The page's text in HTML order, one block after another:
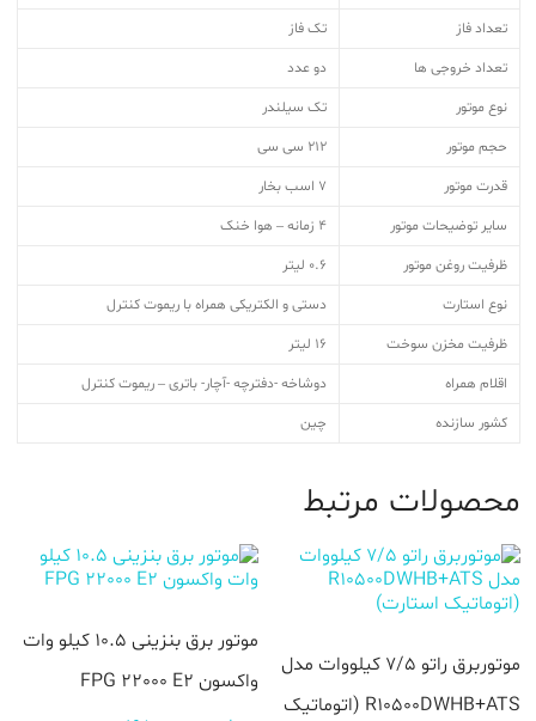
تعداد فاز تک فاز
تعداد خروجی ها دو عدد
نوع موتور تک سیلندر
حجم موتور 212 سی سی
قدرت موتور 7 اسب بخار
سایر توضیحات موتور 4 زمانه – هوا خنک
ظرفیت روغن موتور 0.6 لیتر
نوع استارت دستی و الکتریکی همراه با ریموت کنترل
ظرفیت مخزن سوخت 16 لیتر
اقلام همراه دوشاخه -دفترچه -آچار- باتری – ریموت کنترل
کشور سازنده چین
محصولات مرتبط
موتوربرق راتو 7/5 کیلووات مدل
R10500DWHB+ATS (اتوماتیک
موتور برق بنزینی 10.5 کیلو وات
واکسون FPG 22000 E2